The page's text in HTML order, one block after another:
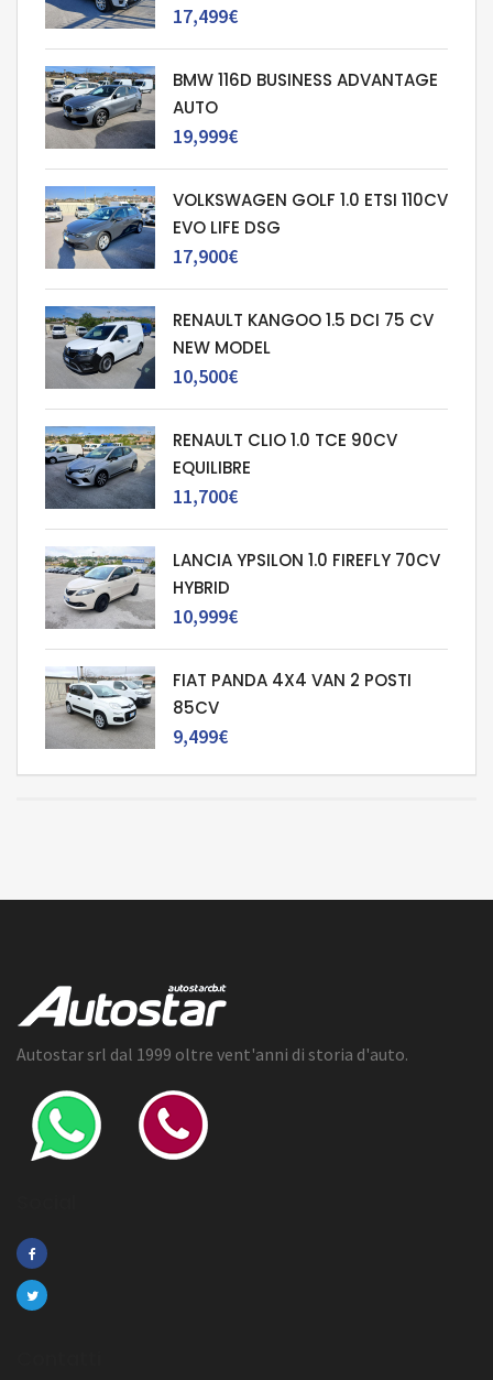
17,499€
BMW 116D BUSINESS ADVANTAGE
AUTO
19,999€
VOLKSWAGEN GOLF 1.0 ETSI 110CV
EVO LIFE DSG
17,900€
RENAULT KANGOO 1.5 DCI 75 CV
NEW MODEL
10,500€
RENAULT CLIO 1.0 TCE 90CV
EQUILIBRE
11,700€
LANCIA YPSILON 1.0 FIREFLY 70CV
HYBRID
10,999€
FIAT PANDA 4X4 VAN 2 POSTI
85CV
9,499€
Autostar srl dal 1999 oltre vent'anni di storia d'auto.